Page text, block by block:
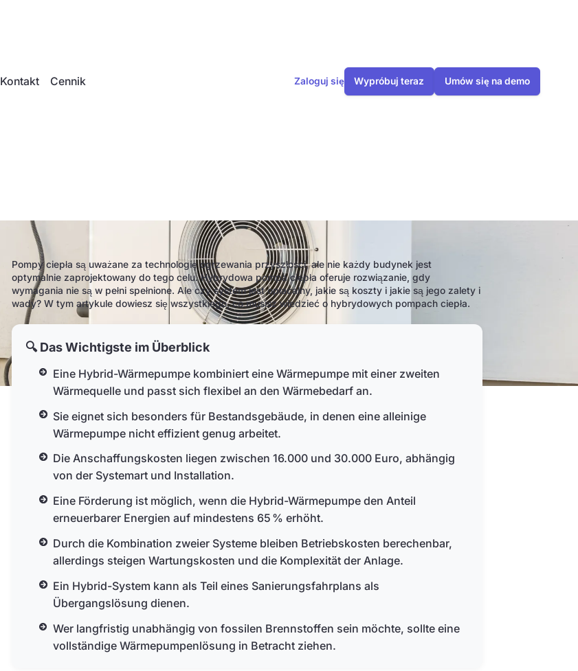
Kontakt Cennik Zaloguj się Wypróbuj teraz Umów się na demo
Pompy ciepła są uważane za technologię ogrzewania przyszłości, ale nie każdy budynek jest
optymalnie zaprojektowany do tego celu. Hybrydowa pompa ciepła oferuje rozwiązanie, gdy
wymagania nie są w pełni spełnione. Ale czy system jest opłacalny, jakie są koszty i jakie są jego zalety i
wady? W tym artykule dowiesz się wszystkiego, co musisz wiedzieć o hybrydowych pompach ciepła.
🔍 Das Wichtigste im Überblick
Eine Hybrid-Wärmepumpe kombiniert eine Wärmepumpe mit einer zweiten
Wärmequelle und passt sich flexibel an den Wärmebedarf an.
Sie eignet sich besonders für Bestandsgebäude, in denen eine alleinige
Wärmepumpe nicht effizient genug arbeitet.
Die Anschaffungskosten liegen zwischen 16.000 und 30.000 Euro, abhängig
von der Systemart und Installation.
Eine Förderung ist möglich, wenn die Hybrid-Wärmepumpe den Anteil
erneuerbarer Energien auf mindestens 65 % erhöht.
Durch die Kombination zweier Systeme bleiben Betriebskosten berechenbar,
allerdings steigen Wartungskosten und die Komplexität der Anlage.
Ein Hybrid-System kann als Teil eines Sanierungsfahrplans als
Übergangslösung dienen.
Wer langfristig unabhängig von fossilen Brennstoffen sein möchte, sollte eine
vollständige Wärmepumpenlösung in Betracht ziehen.